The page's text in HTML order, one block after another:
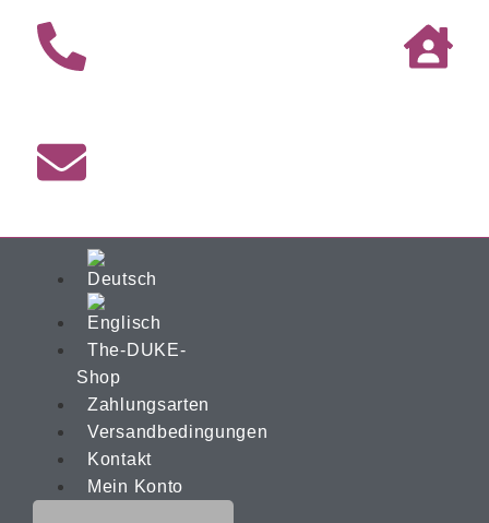
The-DUKE-
Shop
Zahlungsarten
Versandbedingungen
Kontakt
Mein Konto